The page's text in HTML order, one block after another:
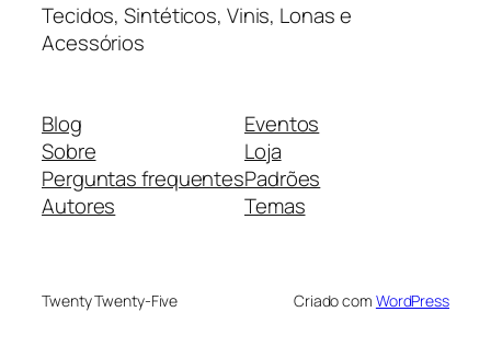
Tecidos, Sintéticos, Vinis, Lonas e
Acessórios
Blog
Sobre
Perguntas frequentes
Autores
Eventos
Loja
Padrões
Temas
Twenty Twenty-Five Criado com WordPress